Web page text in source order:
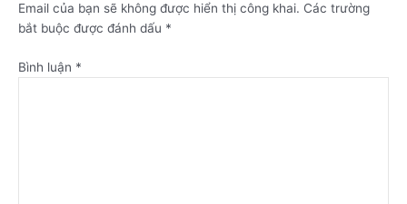
Email của bạn sẽ không được hiển thị công khai. Các trường
bắt buộc được đánh dấu *
Bình luận *